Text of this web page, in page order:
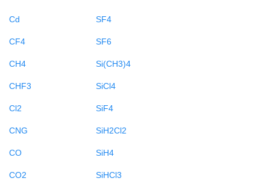
Cd
CF4
CH4
CHF3
Cl2
CNG
CO
CO2
SF4
SF6
Si(CH3)4
SiCl4
SiF4
SiH2Cl2
SiH4
SiHCl3